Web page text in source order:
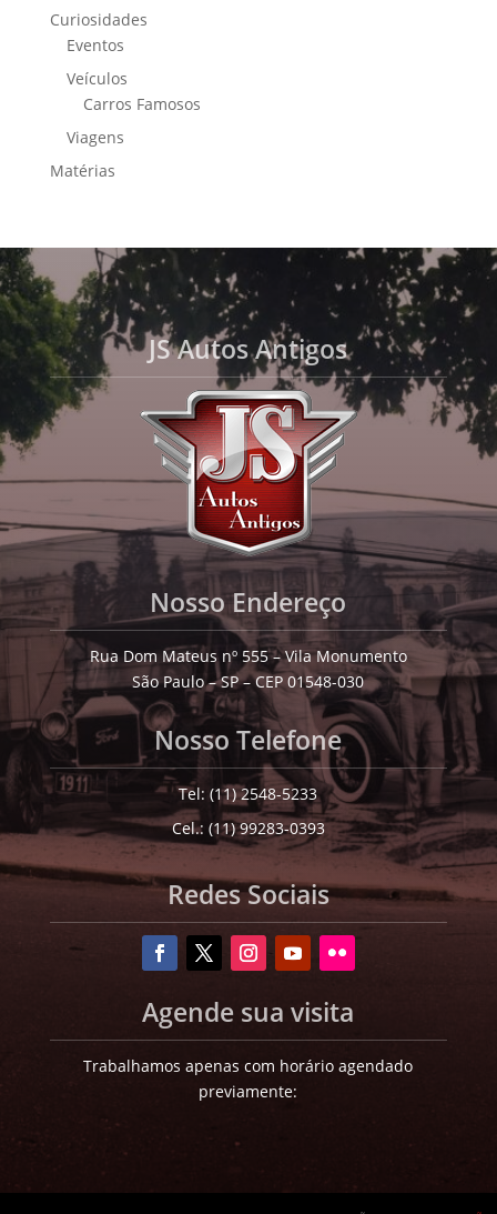
Curiosidades
Eventos
Veículos
Carros Famosos
Viagens
Matérias
JS Autos Antigos
Nosso Endereço
Rua Dom Mateus nº 555 – Vila Monumento
São Paulo – SP – CEP 01548-030
Nosso Telefone
Tel: (11) 2548-5233
Cel.: (11) 99283-0393
Redes Sociais
Agende sua visita
Trabalhamos apenas com horário agendado
previamente: